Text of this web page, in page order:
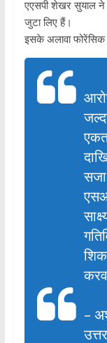
एएसपी शेखर सुयाल ने
जुटा लिए हैं।
इसके अलावा फोरेंसिक
–